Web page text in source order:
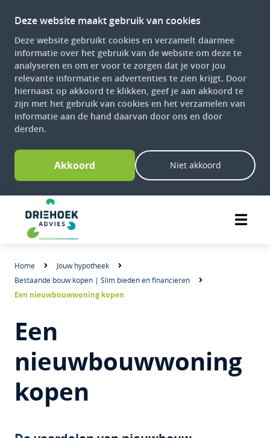
Deze website maakt gebruik van cookies
Deze website gebruikt cookies en verzamelt daarmee
informatie over het gebruik van de website om deze te
analyseren en om er voor te zorgen dat je voor jou
relevante informatie en advertenties te zien krijgt. Door
hiernaast op akkoord te klikken, geef je aan akkoord te
zijn met het gebruik van cookies en het verzamelen van
informatie aan de hand daarvan door ons en door
derden.
Akkoord Niet akkoord
Home
Jouw hypotheek
Bestaande bouw kopen | Slim bieden en financieren
Een nieuwbouwwoning kopen
Een
nieuwbouwwoning
kopen